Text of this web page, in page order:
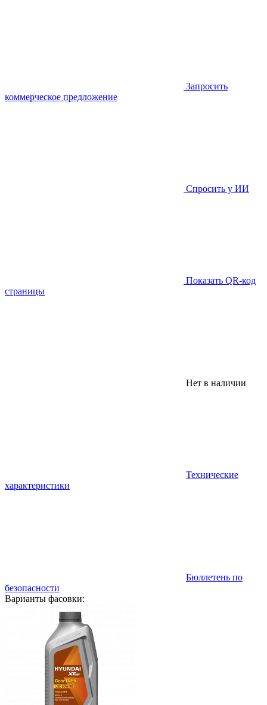
Запросить
коммерческое предложение
Спросить у ИИ
Показать QR-код
страницы
Нет в наличии
Технические
характеристики
Бюллетень по
безопасности
Варианты фасовки: